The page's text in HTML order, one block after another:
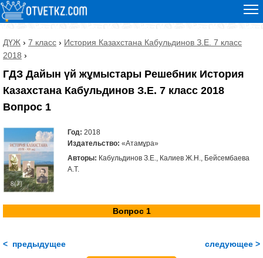
ДҮЖ › 7 класс › История Казахстана Кабульдинов З.Е. 7 класс
2018 ›
ГДЗ Дайын үй жұмыстары Решебник История
Казахстана Кабульдинов З.Е. 7 класс 2018
Вопрос 1
Год: 2018
Издательство: «Атамұра»
Авторы: Кабульдинов З.Е., Калиев Ж.Н., Бейсембаева
А.Т.
Вопрос 1
< предыдущее следующее >